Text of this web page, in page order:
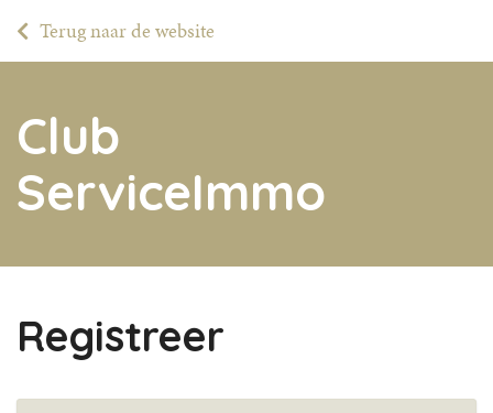
Terug naar de website
Club
ServiceImmo
Registreer